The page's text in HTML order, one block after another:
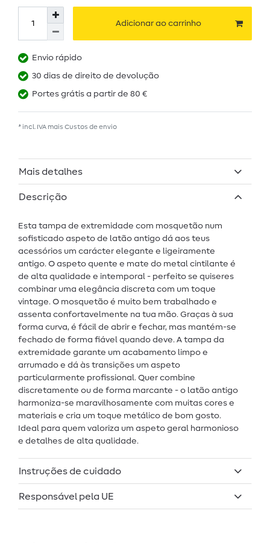
Adicionar ao carrinho
Envio rápido
30 dias de direito de devolução
Portes grátis a partir de 80 €
* incl. IVA mais Custos de envio
Mais detalhes
Descrição
Esta tampa de extremidade com mosquetão num
sofisticado aspeto de latão antigo dá aos teus
acessórios um carácter elegante e ligeiramente
antigo. O aspeto quente e mate do metal cintilante é
de alta qualidade e intemporal - perfeito se quiseres
combinar uma elegância discreta com um toque
vintage. O mosquetão é muito bem trabalhado e
assenta confortavelmente na tua mão. Graças à sua
forma curva, é fácil de abrir e fechar, mas mantém-se
fechado de forma fiável quando deve. A tampa da
extremidade garante um acabamento limpo e
arrumado e dá às transições um aspeto
particularmente profissional. Quer combine
discretamente ou de forma marcante - o latão antigo
harmoniza-se maravilhosamente com muitas cores e
materiais e cria um toque metálico de bom gosto.
Ideal para quem valoriza um aspeto geral harmonioso
e detalhes de alta qualidade.
Instruções de cuidado
Responsável pela UE